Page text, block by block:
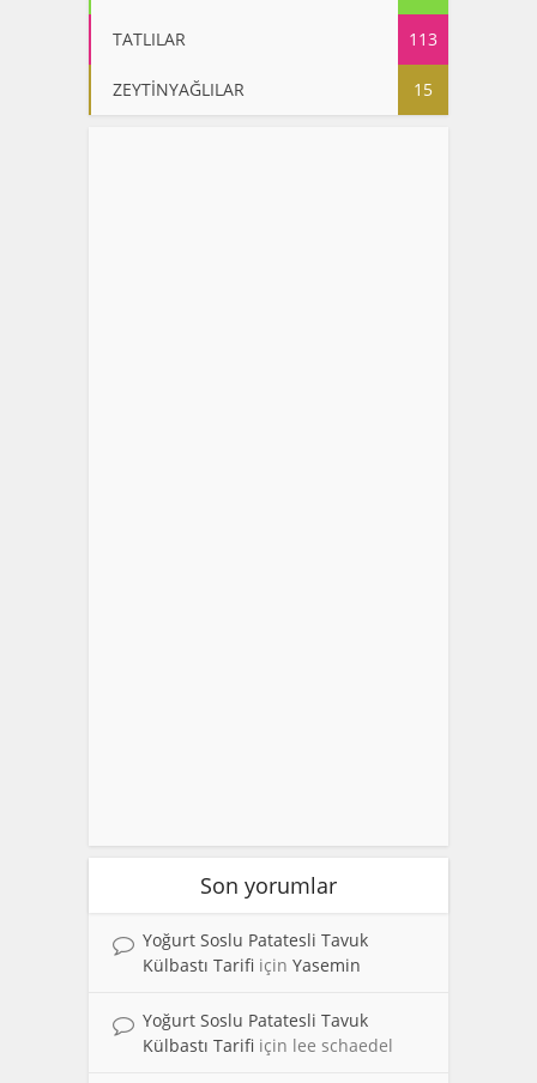
TATLILAR 113
ZEYTİNYAĞLILAR 15
Son yorumlar
Yoğurt Soslu Patatesli Tavuk
Külbastı Tarifi için Yasemin
Yoğurt Soslu Patatesli Tavuk
Külbastı Tarifi için lee schaedel